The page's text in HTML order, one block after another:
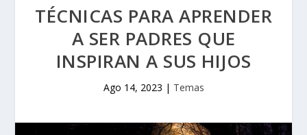
TÉCNICAS PARA APRENDER
A SER PADRES QUE
INSPIRAN A SUS HIJOS
Ago 14, 2023 | Temas